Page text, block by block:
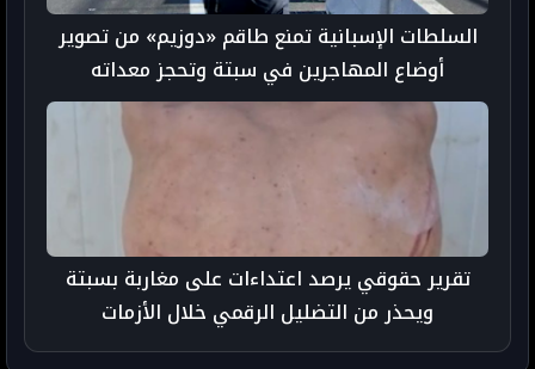
السلطات الإسبانية تمنع طاقم «دوزيم» من تصوير
أوضاع المهاجرين في سبتة وتحجز معداته
تقرير حقوقي يرصد اعتداءات على مغاربة بسبتة
ويحذر من التضليل الرقمي خلال الأزمات